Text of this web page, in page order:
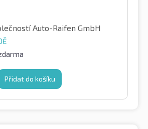
Auto-Raifen GmbH
Přidat do košíku